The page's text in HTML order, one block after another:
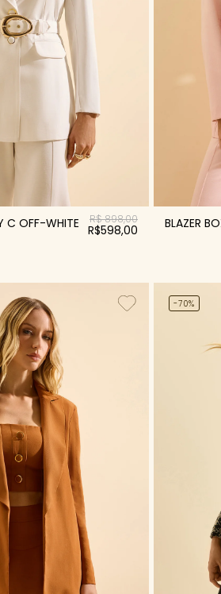
C OFF-WHITE R$ 898,00
R$598,00 BLAZER
-70%